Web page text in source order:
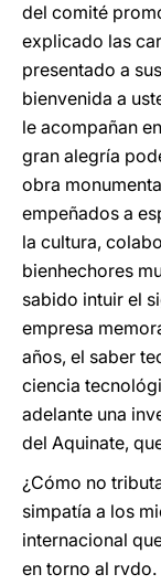
del comité
explicado las
presentado a
bienvenida a
le acompañan
gran alegría
obra
empeñados a
la cultura,
bienhechores
sabido intuir el
empresa
años, el saber
ciencia
adelante una
del Aquinate,
¿Cómo no
simpatía a los
internacional
en torno al rvdo.